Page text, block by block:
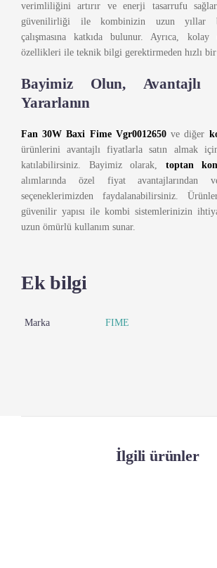
verimliliğini artırır ve enerji tasarrufu sağlar.
güvenilirliği ile kombinizin uzun yıllar
çalışmasına katkıda bulunur. Ayrıca,
özellikleri ile teknik bilgi gerektirmeden hızlı
Bayimiz Olun, Avantajlı
Yararlanın
Fan 30W Baxi Fime Vgr0012650ve diğer
ürünlerini avantajlı fiyatlarla satın almak
katılabilirsiniz. Bayimiz olarak, toptan
alımlarında özel fiyat avantajlarından
seçeneklerimizden faydalanabilirsiniz.
güvenilir yapısı ile kombi sistemlerinizin
uzun ömürlü kullanım sunar.
Ek bilgi
Marka FIME
İlgili ürünler